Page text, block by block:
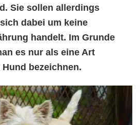
Sie sollen allerdings
dabei um keine
handelt. Im Grunde
es nur als eine Art
bezeichnen.